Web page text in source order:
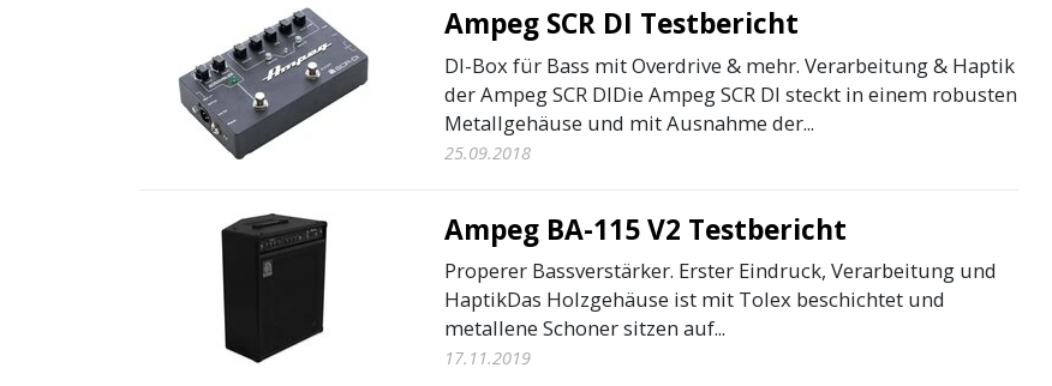
Ampeg SCR DI Testbericht
DI-Box für Bass mit Overdrive & mehr. Verarbeitung & Haptik
der Ampeg SCR DIDie Ampeg SCR DI steckt in einem robusten
Metallgehäuse und mit Ausnahme der...
25.09.2018
Ampeg BA-115 V2 Testbericht
Properer Bassverstärker. Erster Eindruck, Verarbeitung und
HaptikDas Holzgehäuse ist mit Tolex beschichtet und
metallene Schoner sitzen auf...
17.11.2019